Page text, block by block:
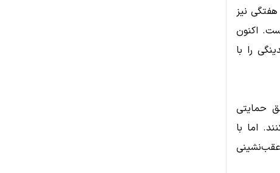
نیز
اکنون
را با
حمایتی
اما با
سطح را از دست داد و تا زیر ۵۸,۵۰۰ دلار عقب‌نشینی